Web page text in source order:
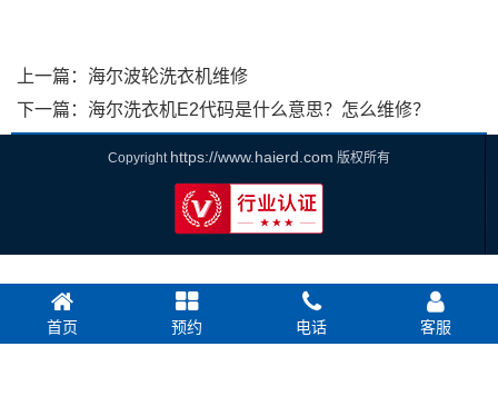
上一篇： 海尔波轮洗衣机维修
下一篇： 海尔洗衣机E2代码是什么意思？怎么维修？
Copyright https://www.haierd.com 版权所有
首页 预约 电话 客服